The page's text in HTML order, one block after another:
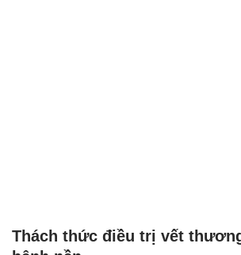
Thách thức điều trị vết